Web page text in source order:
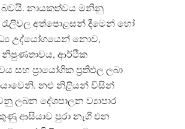
නායකත්වය මනිනු
අත්පොළසන් දීමෙන් හෝ
උද්යෝගයෙන් නොව,
නිපුණතාවය, ආර්ථික
සහ ප්‍රායෝගික ප්‍රතිඵල ලබා
නළු නිළියන් විසින්
ලබන දේශපාලන ව්‍යාපාර
ආසියාව පුරා නැගී එන